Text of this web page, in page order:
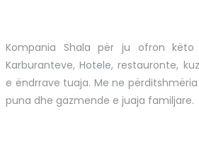
Kompania Shala për ju ofron këto
Karburanteve, Hotele, restauronte,
e ëndrrave tuaja. Me ne
puna dhe gazmende e juaja familjare.